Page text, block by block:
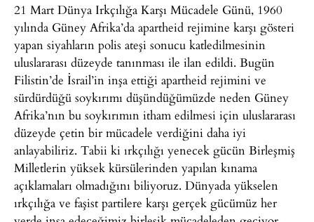
21 Mart Dünya Irkçılığa Karşı Mücadele Günü, 1960
yılında Güney Afrika’da apartheid rejimine karşı gösteri
yapan siyahların polis ateşi sonucu katledilmesinin
uluslararası düzeyde tanınması ile ilan edildi. Bugün
Filistin’de İsrail’in inşa ettiği apartheid rejimini ve
sürdürdüğü soykırımı düşündüğümüzde neden Güney
Afrika’nın bu soykırımın itham edilmesi için uluslararası
düzeyde çetin bir mücadele verdiğini daha iyi
anlayabiliriz. Tabii ki ırkçılığı yenecek gücün Birleşmiş
Milletlerin yüksek kürsülerinden yapılan kınama
açıklamaları olmadığını biliyoruz. Dünyada yükselen
ırkçılığa ve faşist partilere karşı gerçek gücümüz her